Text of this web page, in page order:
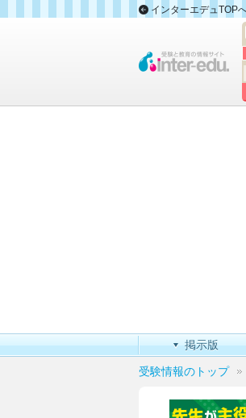
インターエデュTOP
掲示版
受験情報のトップ